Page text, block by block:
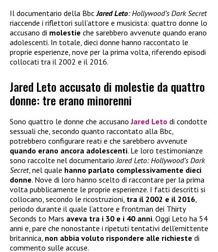
Il documentario della BbcJared Leto: Hollywood’s Dark Secret
riaccende i riflettori sull’attore e musicista: quattro donne lo
accusano di molestie che sarebbero avvenute quando erano
adolescenti. In totale, dieci donne hanno raccontato le
proprie esperienze, nove per la prima volta, riferendo episodi
collocati tra il 2002 e il 2016.
Jared Leto accusato di molestie da quattro
donne: tre erano minorenni
Sono quattro le donne che accusanoJared Leto di condotte
sessuali che, secondo quanto raccontato alla Bbc,
potrebbero configurare reati e che sarebbero avvenute
quando erano ancora adolescenti. Le loro testimonianze
sono raccolte nel documentario Jared Leto: Hollywood’s Dark
Secret, nel quale hanno parlato complessivamente dieci
donne. Nove di loro hanno scelto di raccontare per la prima
volta pubblicamente le proprie esperienze. I fatti descritti si
collocano, secondo le ricostruzioni, tra il 2002 e il 2016
periodo durante il quale l’attore e frontman dei Thirty
Seconds to Mars aveva tra i 30 e i 40 anni. Oggi Leto ha 54
anni e, pare che nonostante i ripetuti tentativi dell’emittente
britannica, non abbia voluto rispondere alle richieste di
commento sulle accuse.